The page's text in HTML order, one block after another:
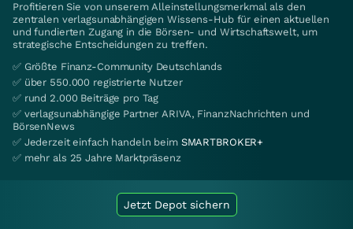
Profitieren Sie von unserem Alleinstellungsmerkmal als den
zentralen verlagsunabhängigen Wissens-Hub für einen aktuellen
und fundierten Zugang in die Börsen- und Wirtschaftswelt, um
strategische Entscheidungen zu treffen.
✅ Größte Finanz-Community Deutschlands
✅ über 550.000 registrierte Nutzer
✅ rund 2.000 Beiträge pro Tag
✅ verlagsunabhängige Partner ARIVA, FinanzNachrichten und
BörsenNews
✅ Jederzeit einfach handeln beim SMARTBROKER+
✅ mehr als 25 Jahre Marktpräsenz
Jetzt Depot sichern